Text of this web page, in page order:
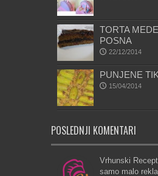
TORTA
POSNA
22/12/2014
PUNJENE
15/04/2014
POSLEDNJI KOMENTARI
Vrhunski
samo malo